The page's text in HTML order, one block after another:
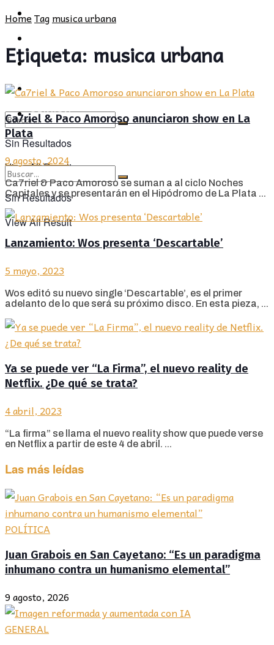
CULTURA
Sin Resultados
View All Result
PROVINCIA
SOCIEDAD
CULTURA
OPINIÓN
Sin Resultados
View All Result
HomeTagmusica urbana
Etiqueta: musica urbana
Ca7riel & Paco Amoroso anunciaron show en La
Plata
9 agosto, 2024
Ca7riel & Paco Amoroso se suman a al ciclo Noches
Capitales y se presentarán en el Hipódromo de La Plata ...
Lanzamiento: Wos presenta ‘Descartable’
5 mayo, 2023
Wos editó su nuevo single ‘Descartable’, es el primer
adelanto de lo que será su próximo disco. En esta pieza, ...
Ya se puede ver “La Firma”, el nuevo reality de
Netflix. ¿De qué se trata?
4 abril, 2023
“La firma” se llama el nuevo reality show que puede verse
en Netflix a partir de este 4 de abril. ...
Las más leídas
POLÍTICA
Juan Grabois en San Cayetano: “Es un paradigma
inhumano contra un humanismo elemental”
9 agosto, 2026
GENERAL